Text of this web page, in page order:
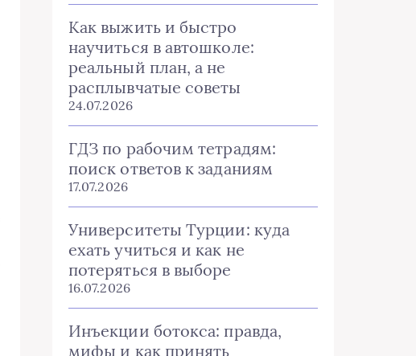
Как выжить и быстро
научиться в автошколе:
реальный план, а не
расплывчатые советы
24.07.2026
ГДЗ по рабочим тетрадям:
поиск ответов к заданиям
17.07.2026
Университеты Турции: куда
ехать учиться и как не
потеряться в выборе
16.07.2026
Инъекции ботокса: правда,
мифы и как принять